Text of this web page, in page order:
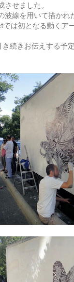
せました。
線を用いて描かれ
では初となる動くア
き続きお伝えする予